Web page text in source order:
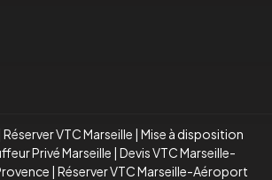
Réserver VTC Marseille | Mise à disposition
Privé Marseille | Devis VTC Marseille-
| Réserver VTC Marseille-Aéroport